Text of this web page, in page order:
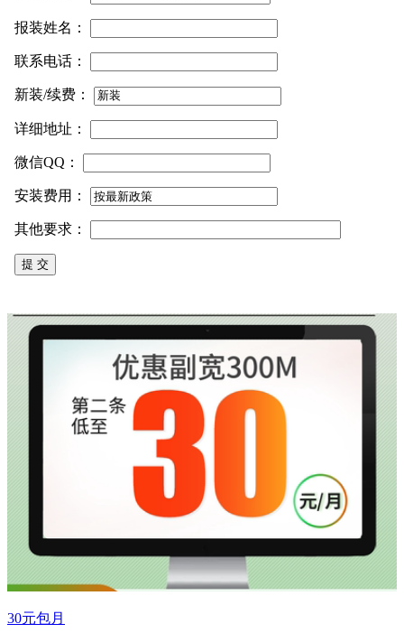
报装姓名：
联系电话：
新装/续费：
详细地址：
微信QQ：
安装费用：
其他要求：
30元包月